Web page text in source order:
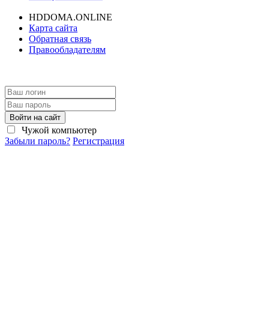
HDDOMA.ONLINE
Карта сайта
Обратная связь
Правообладателям
Войти на сайт
Чужой компьютер
Забыли пароль? Регистрация